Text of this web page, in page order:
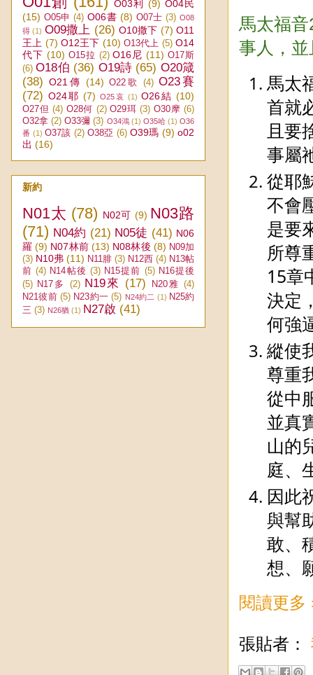
馬太福
事人，
馬太
首就
且要
事屬
從耶
不會
是要
所尊
15章
決定
何強
縱使
尊重
從中
並真
山的
庭、
因此
與幫
敢、
想、
閱讀更多
張貼者：
O03利 (9) O04民
(15) O05申 (4) O06書 (8) O07士 (3) O08
得 (1) O09撒上 (26) O10撒下 (7) O11
王上 (7) O12王下 (10) O13代上 (5) O14
代下 (10) O15拉 (2) O16尼 (11) O17斯
(6) O18伯 (36) O19詩 (65) O20箴
(38) O21傳 (14) O22歌 (4) O23賽
(72) O24耶 (7) O25哀 (1) O26結 (10)
O27但 (4) O28何 (2) O29珥 (3) O30摩 (6)
O32拿 (2) O33彌 (3) O34鴻 (1) O35哈 (1) O36
番 (1) O37該 (2) O38亞 (6) O39瑪 (9) o02
出 (16)
新約
N01太 (78) N02可 (9) N03路
(71) N04約 (21) N05徒 (41) N06
羅 (9) N07林前 (13) N08林後 (8) N09加
(3) N10弗 (11) N11腓 (3) N12西 (4) N13帖
前 (4) N14帖後 (3) N15提前 (5) N16提後
(5) N17多 (2) N19來 (17) N20雅 (4)
N21彼前 (5) N23約一 (5) N24約二 (1) N25約
三 (3) N26猶 (1) N27啟 (41)